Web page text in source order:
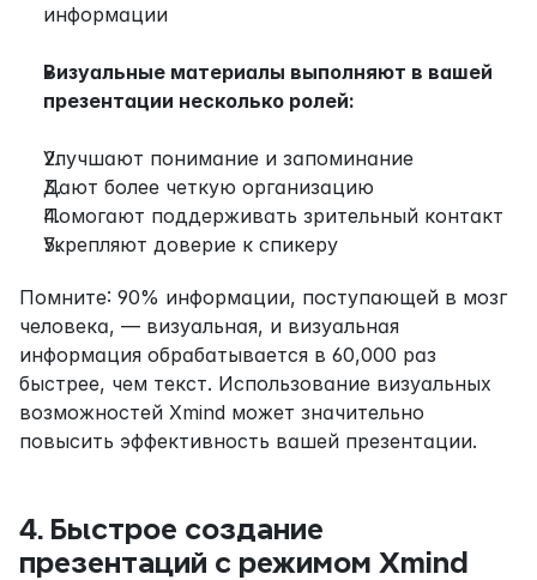
информации
Визуальные материалы выполняют в вашей
презентации несколько ролей:
Улучшают понимание и запоминание
Дают более четкую организацию
Помогают поддерживать зрительный контакт
Укрепляют доверие к спикеру
Помните: 90% информации, поступающей в мозг
человека, — визуальная, и визуальная
информация обрабатывается в 60,000 раз
быстрее, чем текст. Использование визуальных
возможностей Xmind может значительно
повысить эффективность вашей презентации.
4. Быстрое создание
презентаций с режимом Xmind